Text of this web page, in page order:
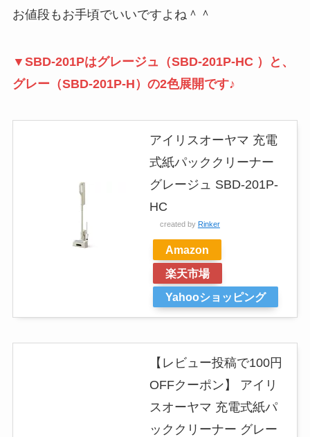
お値段もお手頃でいいですよね＾＾
▼SBD-201Pはグレージュ（SBD-201P-HC ）と、
グレー（SBD-201P-H）の2色展開です♪
アイリスオーヤマ 充電
式紙パッククリーナー
グレージュ SBD-201P-
HC
created by Rinker
Amazon
楽天市場
Yahooショッピング
【レビュー投稿で100円
OFFクーポン】 アイリ
スオーヤマ 充電式紙パ
ッククリーナー グレー